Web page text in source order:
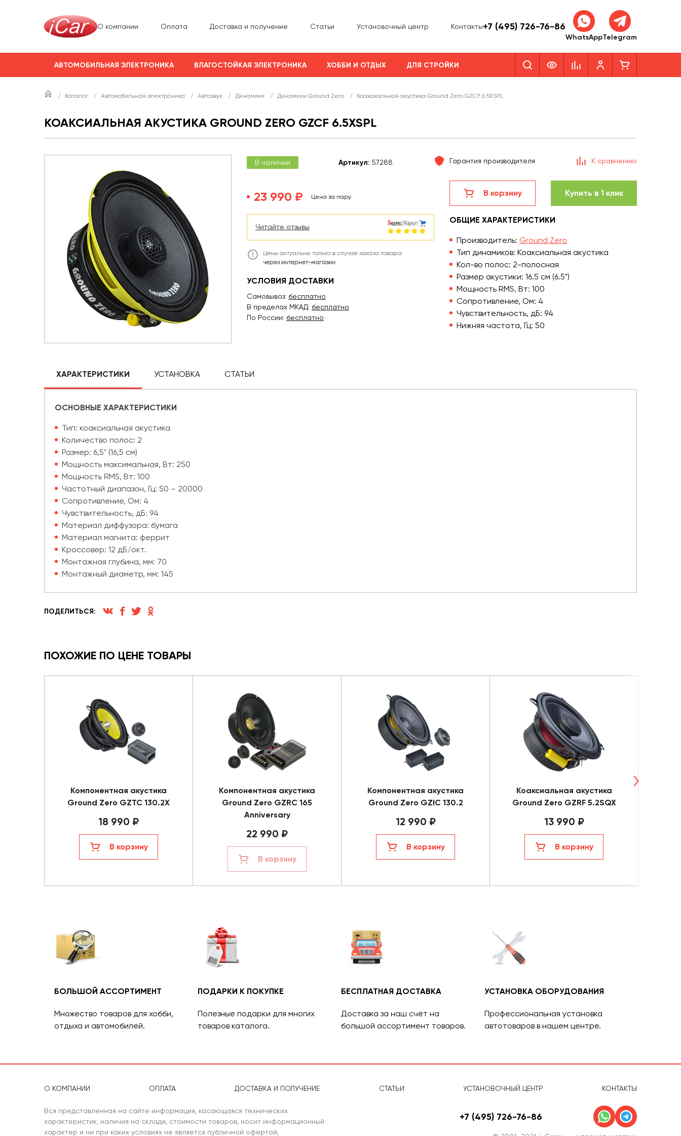
О компании Оплата Доставка и получение Статьи Установочный центр Контакты+7 (495) 726-76-86
WhatsAppTelegram
АВТОМОБИЛЬНАЯ ЭЛЕКТРОНИКА ВЛАГОСТОЙКАЯ ЭЛЕКТРОНИКА ХОББИ И ОТДЫХ ДЛЯ СТРОЙКИ
/ Каталог / Автомобильная электроника / Автозвук / Динамики / Динамики Ground Zero / Коаксиальная акустика Ground Zero GZCF 6.5XSPL
КОАКСИАЛЬНАЯ АКУСТИКА GROUND ZERO GZCF 6.5XSPL
В наличии Артикул: 57288 Гарантия производителя К сравнению
23 990 ₽ Цена за пару
Читайте отзывы
Цены актуальны только в случае заказа товара
через интернет-магазин
УСЛОВИЯ ДОСТАВКИ
Самовывоз: бесплатно
В пределах МКАД: бесплатно
По России: бесплатно
В корзину Купить в 1 клик
ОБЩИЕ ХАРАКТЕРИСТИКИ
Производитель: Ground Zero
Тип динамиков: Коаксиальная акустика
Кол-во полос: 2-полосная
Размер акустики: 16.5 см (6.5")
Мощность RMS, Вт: 100
Сопротивление, Ом: 4
Чувствительность, дБ: 94
Нижняя частота, Гц: 50
ХАРАКТЕРИСТИКИ УСТАНОВКА СТАТЬИ
ОСНОВНЫЕ ХАРАКТЕРИСТИКИ
Тип: коаксиальная акустика
Количество полос: 2
Размер: 6,5" (16,5 см)
Мощность максимальная, Вт: 250
Мощность RMS, Вт: 100
Частотный диапазон, Гц: 50 – 20000
Сопротивление, Ом: 4
Чувствительность, дБ: 94
Материал диффузора: бумага
Материал магнита: феррит
Кроссовер: 12 дБ/окт.
Монтажная глубина, мм: 70
Монтажный диаметр, мм: 145
ПОДЕЛИТЬСЯ:
ПОХОЖИЕ ПО ЦЕНЕ ТОВАРЫ
Компонентная акустика
Ground Zero GZTC 130.2X
18 990 ₽
В корзину
Компонентная акустика
Ground Zero GZRC 165
Anniversary
22 990 ₽
В корзину
Компонентная акустика
Ground Zero GZIC 130.2
12 990 ₽
В корзину
Коаксиальная акустика
Ground Zero GZRF 5.2SQX
13 990 ₽
В корзину
БОЛЬШОЙ АССОРТИМЕНТ
Множество товаров для хобби,
отдыха и автомобилей.
ПОДАРКИ К ПОКУПКЕ
Полезные подарки для многих
товаров каталога.
БЕСПЛАТНАЯ ДОСТАВКА
Доставка за наш счёт на
большой ассортимент товаров.
УСТАНОВКА ОБОРУДОВАНИЯ
Профессиональная установка
автотоваров в нашем центре.
О КОМПАНИИ ОПЛАТА ДОСТАВКА И ПОЛУЧЕНИЕ СТАТЬИ УСТАНОВОЧНЫЙ ЦЕНТР КОНТАКТЫ
Вся представленная на сайте информация, касающаяся технических
характеристик, наличия на складе, стоимости товаров, носит информационный
характер и ни при каких условиях не является публичной офертой,
+7 (495) 726-76-86